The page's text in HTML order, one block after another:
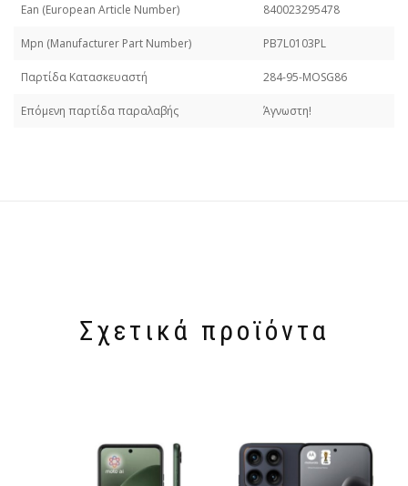
Εan (European Article Number) 840023295478
Mpn (Manufacturer Part Number) PB7L0103PL
Παρτίδα Κατασκευαστή 284-95-MOSG86
Επόμενη παρτίδα παραλαβής Άγνωστη!
Σχετικά προϊόντα